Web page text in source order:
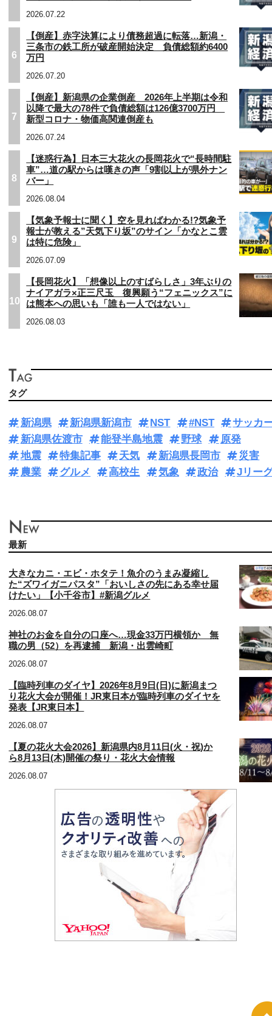
2026.07.22
6
【倒産】赤字決算により債務超過に転落…新潟・
三条市の鉄工所が破産開始決定 負債総額約6400
万円
2026.07.20
7
【倒産】新潟県の企業倒産 2026年上半期は令和
以降で最大の78件で負債総額は126億3700万円
新型コロナ・物価高関連倒産も
2026.07.24
8
【迷惑行為】日本三大花火の長岡花火で“長時間駐
車”…道の駅からは嘆きの声「9割以上が県外ナン
バー」
2026.08.04
9
【気象予報士に聞く】空を見ればわかる!?気象予
報士が教える”天気下り坂”のサイン「かなとこ雲
は特に危険」
2026.07.09
10
【長岡花火】「想像以上のすばらしさ」3年ぶりの
ナイアガラ×正三尺玉 復興願う“フェニックス”に
は熊本への思いも「誰も一人ではない」
2026.08.03
タグ
新潟県 新潟県新潟市 NST #NST
サッカ
新潟県佐渡市
能登半島地震 野球
原発
地震
特集記事 天気 新潟県長岡市
災害
農業
グルメ 高校生 気象 政治 Jリー
最新
大きなカニ・エビ・ホタテ！魚介のうまみ凝縮し
た“ズワイガニパスタ”「おいしさの先にある幸せ届
けたい」【小千谷市】#新潟グルメ
2026.08.07
神社のお金を自分の口座へ…現金33万円横領か 無
職の男（52）を再逮捕 新潟・出雲崎町
2026.08.07
【臨時列車のダイヤ】2026年8月9日(日)に新潟まつ
り花火大会が開催！JR東日本が臨時列車のダイヤを
発表【JR東日本】
2026.08.07
【夏の花火大会2026】新潟県内8月11日(火・祝)か
ら8月13日(木)開催の祭り・花火大会情報
2026.08.07